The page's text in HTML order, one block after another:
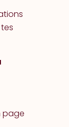
page